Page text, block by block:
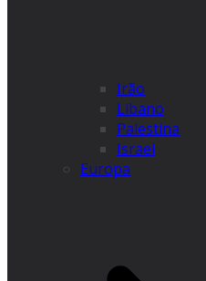
Irão
Líbano
Palestina
Israel
Europa